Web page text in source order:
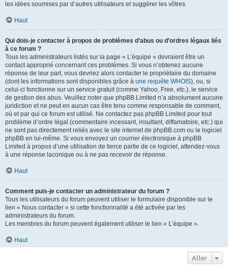
les idées soumises par d’autres utilisateurs et suggérer les vôtres.
Haut
Qui dois-je contacter à propos de problèmes d’abus ou d’ordres légaux liés
à ce forum ?
Tous les administrateurs listés sur la page « L’équipe » devraient être un
contact approprié concernant ces problèmes. Si vous n’obtenez aucune
réponse de leur part, vous devriez alors contacter le propriétaire du domaine
(dont les informations sont disponibles grâce à une requête WHOIS), ou, si
celui-ci fonctionne sur un service gratuit (comme Yahoo, Free, etc.), le service
de gestion des abus. Veuillez noter que phpBB Limited n’a absolument aucune
juridiction et ne peut en aucun cas être tenu comme responsable de comment,
où et par qui ce forum est utilisé. Ne contactez pas phpBB Limited pour tout
problème d’ordre légal (commentaire incessant, insultant, diffamatoire, etc.) qui
ne sont pas directement reliés avec le site internet de phpBB.com ou le logiciel
phpBB en lui-même. Si vous envoyez un courrier électronique à phpBB
Limited à propos d’une utilisation de tierce partie de ce logiciel, attendez-vous
à une réponse laconique ou à ne pas recevoir de réponse.
Haut
Comment puis-je contacter un administrateur du forum ?
Tous les utilisateurs du forum peuvent utiliser le formulaire disponible sur le
lien « Nous contacter » si cette fonctionnalité a été activée par les
administrateurs du forum.
Les membres du forum peuvent également utiliser le lien « L’équipe ».
Haut
Aller